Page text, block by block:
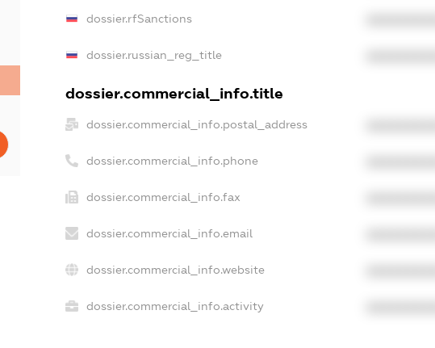
dossier.rfSanctions
dossier.russian_reg_title
dossier.commercial_info.title
dossier.commercial_info.postal_address
dossier.commercial_info.phone
dossier.commercial_info.fax
dossier.commercial_info.email
dossier.commercial_info.website
dossier.commercial_info.activity